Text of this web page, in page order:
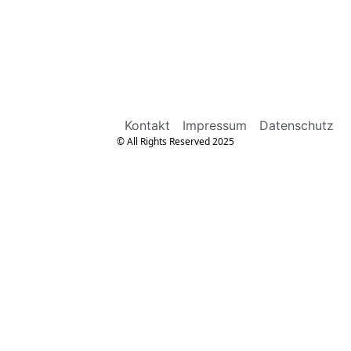
Kontakt Impressum Datenschutz
© All Rights Reserved 2025